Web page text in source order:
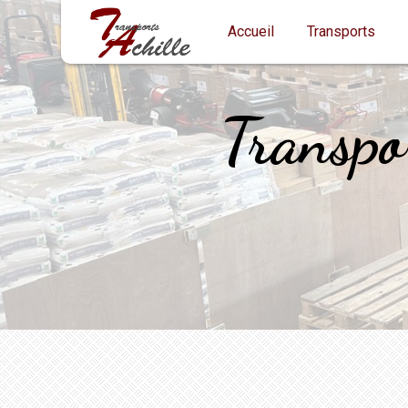
Accueil Transports
Panneau de gestion des cookies